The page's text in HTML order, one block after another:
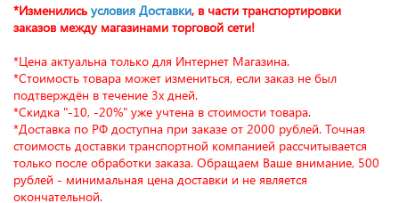
*Изменились условия Доставки, в части транспортировки
заказов между магазинами торговой сети!
*Цена актуальна только для Интернет Магазина.
*Стоимость товара может измениться, если заказ не был
подтверждён в течение 3х дней.
*Скидка "-10, -20%" уже учтена в стоимости товара.
*Доставка по РФ доступна при заказе от 2000 рублей. Точная
стоимость доставки транспортной компанией рассчитывается
только после обработки заказа. Обращаем Ваше внимание, 500
рублей - минимальная цена доставки и не является
окончательной.